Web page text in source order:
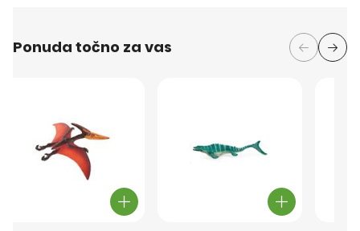
Ponuda točno za vas